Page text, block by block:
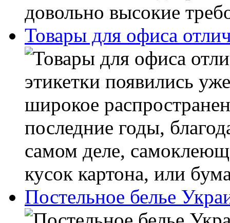
довольно высокие
Товары для офиса
этикетки появились
широкое
последние годы,
самом деле,
кусок картона, или
Постельное белье